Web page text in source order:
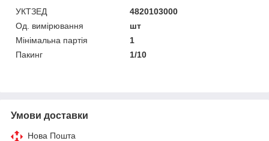
УКТЗЕД
4820103000
Од. вимірювання
шт
Мінімальна партія
1
Пакинг
1/10
Умови доставки
Нова Пошта